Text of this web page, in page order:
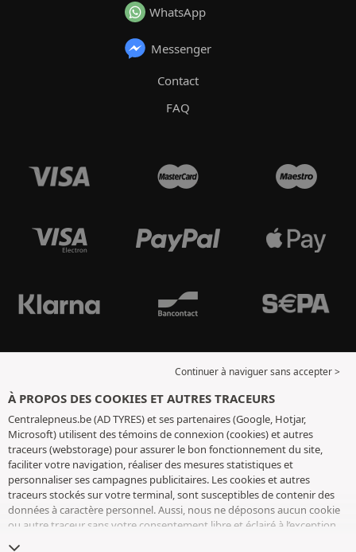
WhatsApp
Messenger
Contact
FAQ
Continuer à naviguer sans accepter >
À PROPOS DES COOKIES ET AUTRES TRACEURS
Centralepneus.be (AD TYRES) et ses partenaires (Google, Hotjar,
Microsoft) utilisent des témoins de connexion (cookies) et autres
traceurs (webstorage) pour assurer le bon fonctionnement du site,
faciliter votre navigation, réaliser des mesures statistiques et
personnaliser ses campagnes publicitaires. Les cookies et autres
traceurs stockés sur votre terminal, sont susceptibles de contenir des
données à caractère personnel. Aussi, nous ne déposons aucun cookie
ou autre traceur sans votre consentement libre et éclairé à l’exception